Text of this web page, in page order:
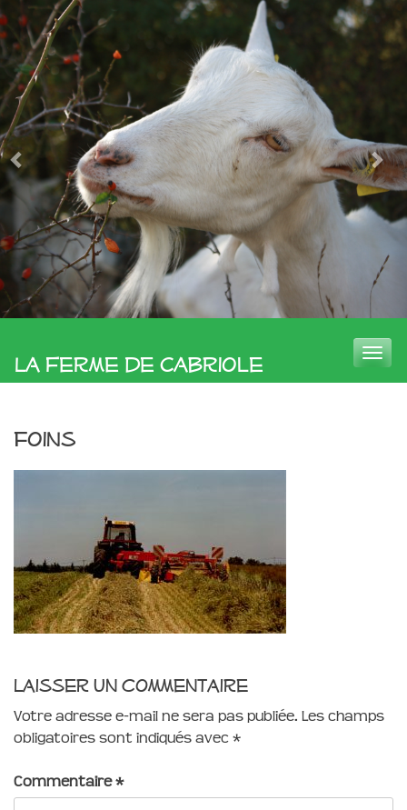
La Ferme de Cabriole
Toggle
foins
Laisser un commentaire
Votre adresse e-mail ne sera pas publiée. Les champs
obligatoires sont indiqués avec *
Commentaire*